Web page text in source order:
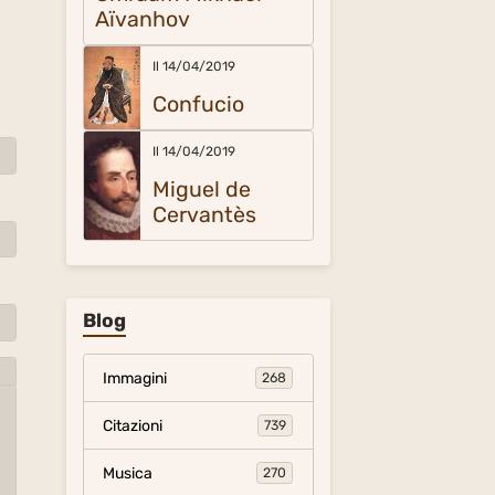
Aïvanhov
Il 14/04/2019
Confucio
Il 14/04/2019
Miguel de
Cervantès
Blog
Immagini 268
Citazioni 739
Musica 270